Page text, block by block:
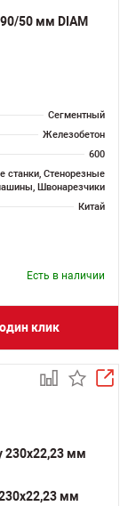
50 мм DIAM
Сегментный
Железобетон
600
станки, Стенорезные
Швонарезчики
Китай
Есть в наличии
клик
мм